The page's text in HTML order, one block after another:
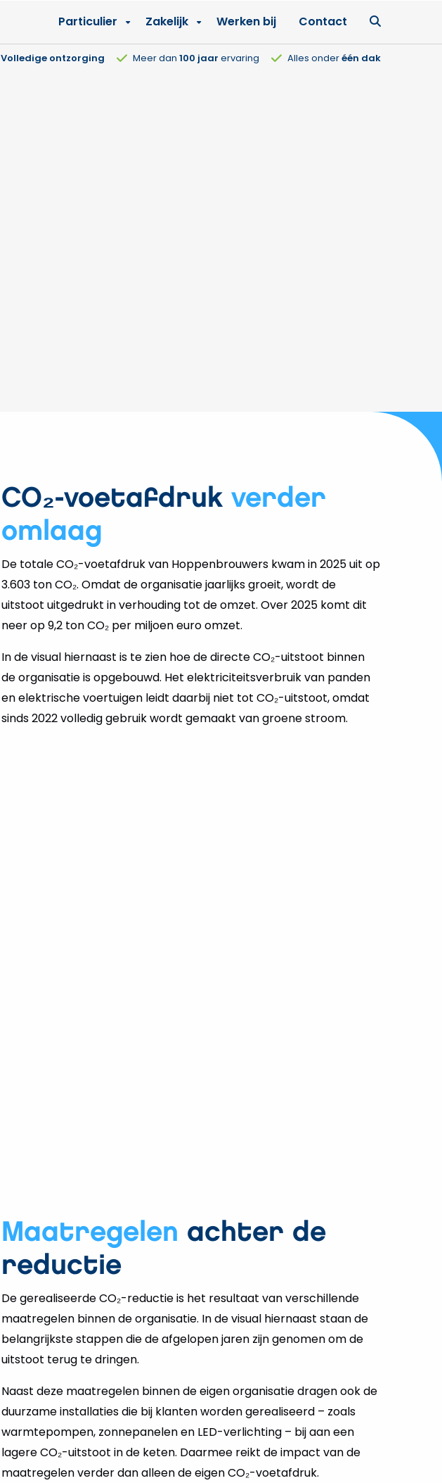
Particulier Zakelijk Werken bij Contact
Volledige ontzorging Meer dan 100 jaar ervaring Alles onderéén dak
CO₂-voetafdruk verder
omlaag
De totale CO₂-voetafdruk van Hoppenbrouwers kwam in 2025 uit op
3.603 ton CO₂. Omdat de organisatie jaarlijks groeit, wordt de
uitstoot uitgedrukt in verhouding tot de omzet. Over 2025 komt dit
neer op 9,2 ton CO₂ per miljoen euro omzet.
In de visual hiernaast is te zien hoe de directe CO₂-uitstoot binnen
de organisatie is opgebouwd. Het elektriciteitsverbruik van panden
en elektrische voertuigen leidt daarbij niet tot CO₂-uitstoot, omdat
sinds 2022 volledig gebruik wordt gemaakt van groene stroom.
Maatregelen achter de
reductie
De gerealiseerde CO₂-reductie is het resultaat van verschillende
maatregelen binnen de organisatie. In de visual hiernaast staan de
belangrijkste stappen die de afgelopen jaren zijn genomen om de
uitstoot terug te dringen.
Naast deze maatregelen binnen de eigen organisatie dragen ook de
duurzame installaties die bij klanten worden gerealiseerd – zoals
warmtepompen, zonnepanelen en LED-verlichting – bij aan een
lagere CO₂-uitstoot in de keten. Daarmee reikt de impact van de
maatregelen verder dan alleen de eigen CO₂-voetafdruk.